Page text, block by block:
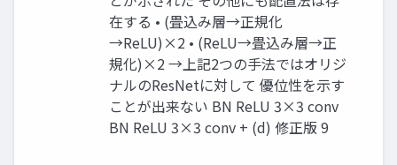
在する • (畳込み層→正規化
→ReLU)×2 • (ReLU→畳込み層→正
規化)×2 →上記2つの手法ではオリジ
ナルのResNetに対して 優位性を示す
ことが出来ない BN ReLU 3×3 conv
BN ReLU 3×3 conv + (d) 修正版 9